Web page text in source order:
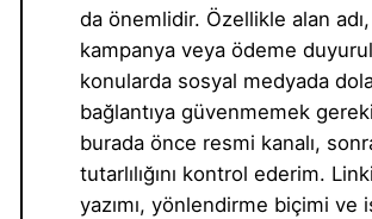
da önemlidir. Özellikle alan adı,
kampanya veya ödeme
konularda sosyal medyada
bağlantıya güvenmemek
burada önce resmi kanalı,
tutarlılığını kontrol ederim.
yazımı, yönlendirme biçimi ve